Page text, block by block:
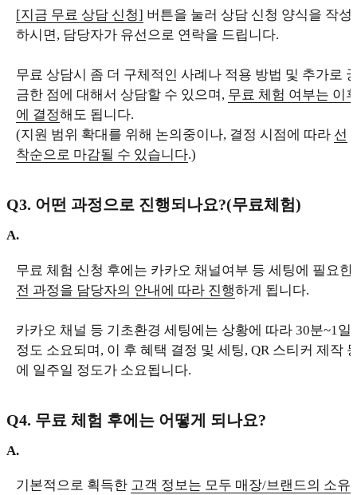
[지금 무료 상담 신청] 버튼을 눌러 상담 신청 양식을 작성
하시면, 담당자가 유선으로 연락을 드립니다.
무료 상담시 좀 더 구체적인 사례나 적용 방법 및 추가로
금한 점에 대해서 상담할 수 있으며, 무료 체험 여부는 이
에 결정해도 됩니다.
(지원 범위 확대를 위해 논의중이나, 결정 시점에 따라 선
착순으로 마감될 수 있습니다.)
Q3. 어떤 과정으로 진행되나요?(무료체험)
A.
무료 체험 신청 후에는 카카오 채널여부 등 세팅에 필요한
전 과정을 담당자의 안내에 따라 진행하게 됩니다.
카카오 채널 등 기초환경 세팅에는 상황에 따라 30분~1일
정도 소요되며, 이 후 혜택 결정 및 세팅, QR 스티커 제작
에 일주일 정도가 소요됩니다.
Q4. 무료 체험 후에는 어떻게 되나요?
A.
기본적으로 획득한 고객 정보는 모두 매장/브랜드의 소유